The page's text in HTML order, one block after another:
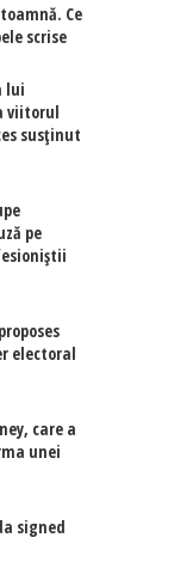
Ce
scrise
lui
viitorul
susținut
pe
electoral
care a
unei
signed